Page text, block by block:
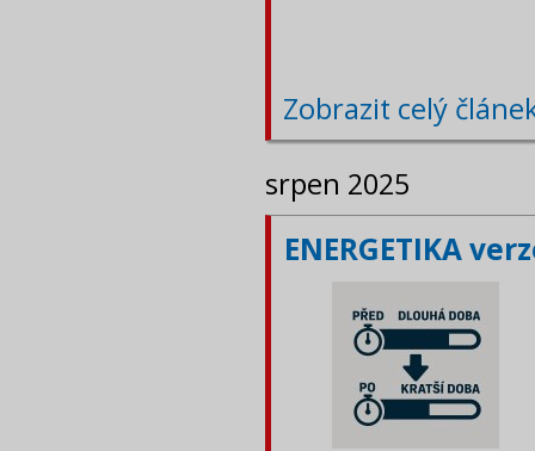
Zobrazit celý
srpen 2025
ENERGETIKA